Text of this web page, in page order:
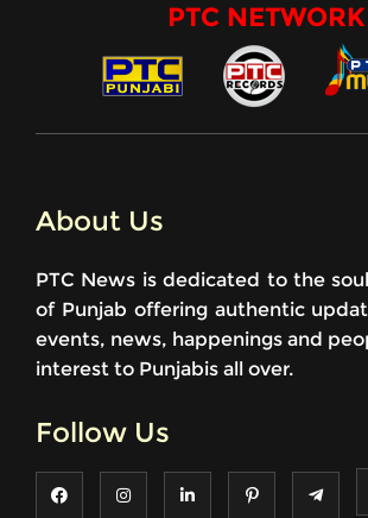
PTC NETWORK
About Us
PTC News is dedicated to the
of Punjab offering authentic
events, news, happenings and
interest to Punjabis all over.
Follow Us